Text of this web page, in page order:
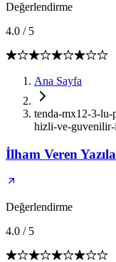
Değerlendirme
4.0 / 5
Ana Sayfa
tenda-mx12-3-
hizli-ve-
İlham Veren
Değerlendirme
4.0 / 5